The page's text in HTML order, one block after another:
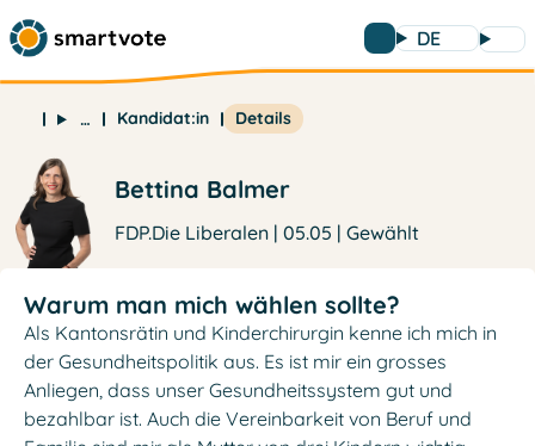
DE
… Kandidat:in Details
Bettina Balmer
FDP.Die Liberalen | 05.05 | Gewählt
Warum man mich wählen sollte?
Als Kantonsrätin und Kinderchirurgin kenne ich mich in
der Gesundheitspolitik aus. Es ist mir ein grosses
Anliegen, dass unser Gesundheitssystem gut und
bezahlbar ist. Auch die Vereinbarkeit von Beruf und